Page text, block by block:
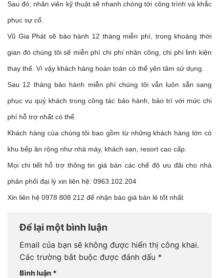
Sau đó, nhân viên kỹ thuật sẽ nhanh chóng tới công trình và khắc
phục sự cố.
Vũ Gia Phát sẽ bảo hành 12 tháng miễn phí, trong khoảng thời
gian đó chúng tôi sẽ miễn phí chi phí nhân công, chi phí linh kiện
thay thế. Vì vậy khách hàng hoàn toàn có thể yên tâm sử dụng.
Sau 12 tháng bảo hành miễn phí chúng tôi vẫn luôn sẵn sang
phục vụ quý khách trong công tác bảo hành, bảo trì với mức chi
phí hỗ trợ nhất có thể.
Khách hàng của chúng tôi bao gồm từ những khách hàng lớn có
khu bếp ăn rộng như nhà máy, khách sạn, resort cao cấp.
Mọi chi tiết hỗ trợ thông tin giá bán các chế độ ưu đãi cho nhà
phân phối đại lý xin liên hệ: 0963.102.204
Xin liên hệ 0978 808 212 để nhận báo giá bán lẻ tốt nhất
Để lại một bình luận
Email của bạn sẽ không được hiển thị công khai.
Các trường bắt buộc được đánh dấu *
Bình luận *